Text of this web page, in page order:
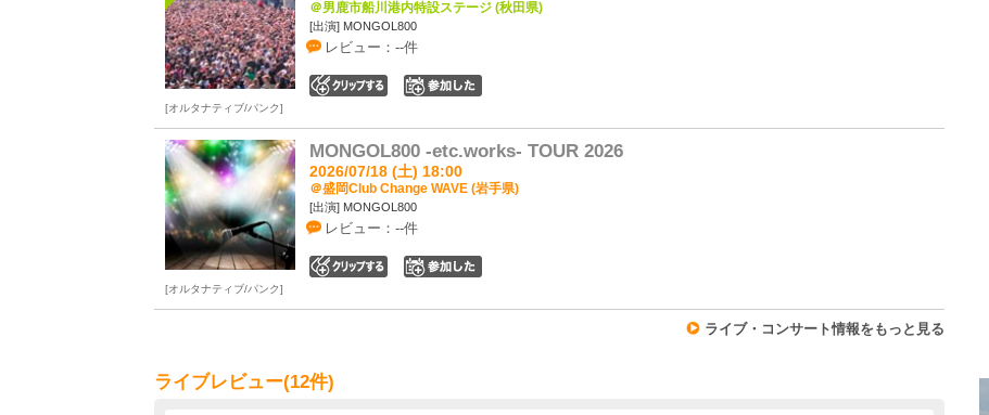
＠男鹿市船川港内特設ステージ (秋田県)
[出演] MONGOL800
レビュー：--件
オルタナティブ/パンク
MONGOL800 -etc.works- TOUR 2026
2026/07/18 (土) 18:00
＠盛岡Club Change WAVE (岩手県)
[出演] MONGOL800
レビュー：--件
オルタナティブ/パンク
ライブ・コンサート情報をもっと見る
ライブレビュー(12件)